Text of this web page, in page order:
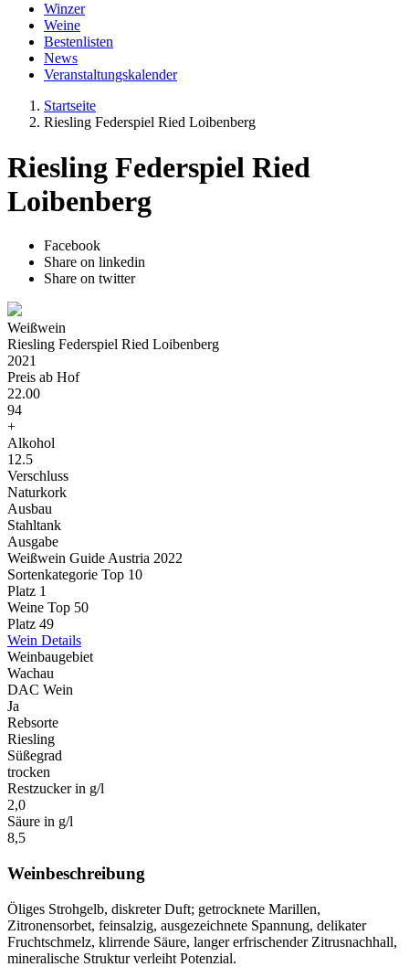
Winzer
Weine
Bestenlisten
News
Veranstaltungskalender
Startseite
Riesling Federspiel Ried Loibenberg
Riesling Federspiel Ried
Loibenberg
Facebook
Share on linkedin
Share on twitter
Weißwein
Riesling Federspiel Ried Loibenberg
2021
Preis ab Hof
22.00
94
+
Alkohol
12.5
Verschluss
Naturkork
Ausbau
Stahltank
Ausgabe
Weißwein Guide Austria 2022
Sortenkategorie Top 10
Platz 1
Weine Top 50
Platz 49
Wein Details
Weinbaugebiet
Wachau
DAC Wein
Ja
Rebsorte
Riesling
Süßegrad
trocken
Restzucker in g/l
2,0
Säure in g/l
8,5
Weinbeschreibung
Öliges Strohgelb, diskreter Duft; getrocknete Marillen,
Zitronensorbet, feinsalzig, ausgezeichnete Spannung, delikater
Fruchtschmelz, klirrende Säure, langer erfrischender Zitrusnachhall,
mineralische Struktur verleiht Potenzial.